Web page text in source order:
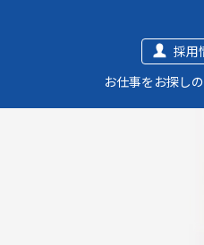
採用
お仕事をお探し